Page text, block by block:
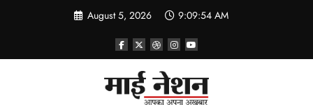
August 5, 2026 9:09:55 AM